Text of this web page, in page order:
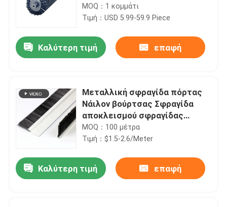
καθαρισμό γυάλισμα
MOQ：1 κομμάτι
Τιμή：USD 5.99-59.9 Piece
Καλύτερη τιμή επαφή
Μεταλλική σφραγίδα πόρτας
Νάιλον βούρτσας Σφραγίδα
αποκλεισμού σφραγίδας
βούρτσας πτερύγιας
Weatherstripping
MOQ：100 μέτρα
Τιμή：$1.5-2.6/Meter
Καλύτερη τιμή επαφή